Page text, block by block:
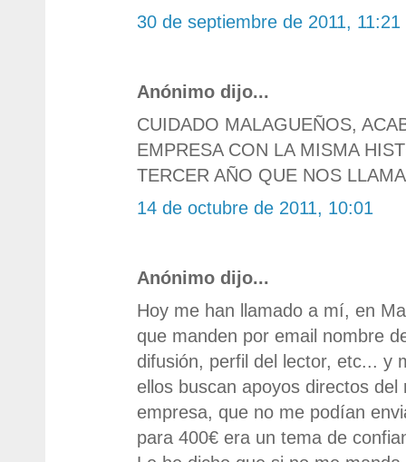
30 de septiembre de 2011, 11:21
Anónimo dijo...
CUIDADO MALAGUEÑOS,
EMPRESA CON LA MISMA
TERCER AÑO QUE NOS
14 de octubre de 2011, 10:01
Anónimo dijo...
Hoy me han llamado a mí, en
que manden por email nombre
difusión, perfil del lector, etc... y
ellos buscan apoyos directos del
empresa, que no me podían
para 400€ era un tema de